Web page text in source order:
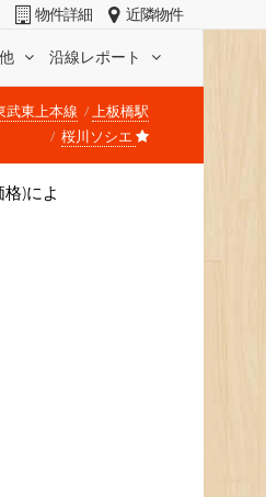
沿線レポート
物件詳細 近隣物件
武東上本線
上板橋駅
桜川ソシエ
)によ